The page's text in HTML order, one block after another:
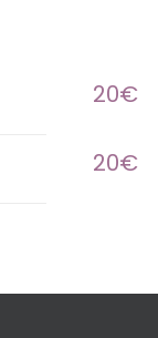
20€
20€